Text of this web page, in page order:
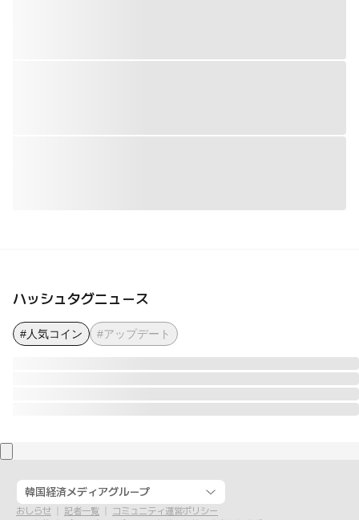
ハッシュタグニュース
#人気コイン #アップデート
韓国経済メディアグループ
おしらせ 記者一覧
コミュニティ運営ポリシー